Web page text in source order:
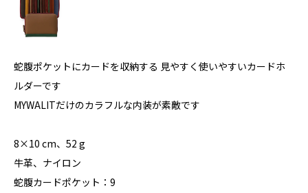
蛇腹ポケットにカードを収納する 見やすく使いやすいカードホ
ルダーです
MYWALITだけのカラフルな内装が素敵です
8×10 cm、52 g
牛革、ナイロン
蛇腹カードポケット：9